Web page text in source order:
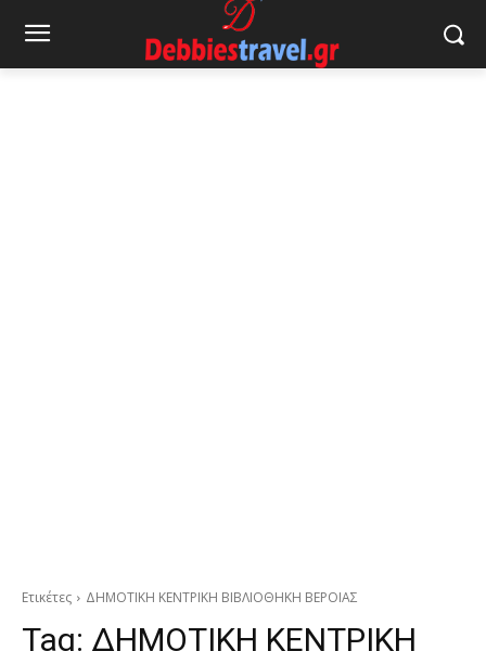
Ετικέτες ΔΗΜΟΤΙΚΗ ΚΕΝΤΡΙΚΗ ΒΙΒΛΙΟΘΗΚΗ ΒΕΡΟΙΑΣ
Tag: ΔΗΜΟΤΙΚΗ ΚΕΝΤΡΙΚΗ